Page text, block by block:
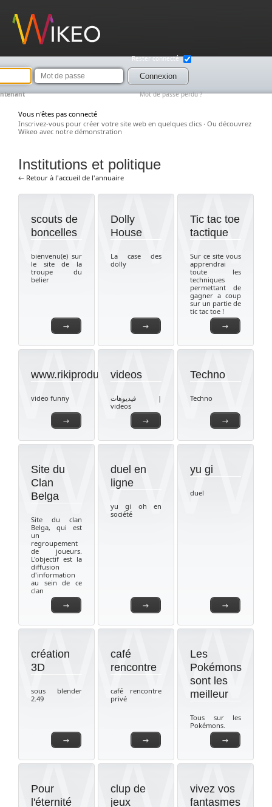
Rester connecté
Mot
de
passe
Connexion
Mot de passe perdu ?
Vous n'êtes pas connecté
Inscrivez-vous pour créer votre site web en quelques clics · Ou découvrez
Wikeo avec notre démonstration
Institutions et politique
← Retour à l'accueil de l'annuaire
→
scouts de
boncelles
bienvenu(e) sur
le site de la
troupe du
belier
→
Dolly
House
La case des
dolly
→
Tic tac toe
tactique
Sur ce site vous
apprendrai
toute les
techniques
permettant de
gagner a coup
sur un partie de
tic tac toe !
→
www.rikiproduction.com
video funny
→
videos
فيديوهات |
videos
→
Techno
Techno
→
Site du
Clan
Belga
Site du clan
Belga, qui est
un
regroupement
de joueurs.
L'objectif est la
diffusion
d'information
au sein de ce
clan
→
duel en
ligne
yu gi oh en
société
→
yu gi
duel
→
création
3D
sous blender
2.49
→
café
rencontre
café rencontre
privé
→
Les
Pokémons
sont les
meilleur
Tous sur les
Pokémons.
Pour
l'éternité
clup de
jeux
vivez vos
fantasmes